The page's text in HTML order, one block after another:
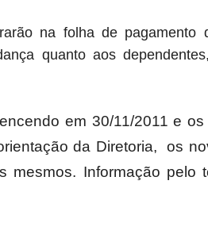
na folha de pagamento
quanto aos
em 30/11/2011 e
da Diretoria, os
mesmos. Informação pelo